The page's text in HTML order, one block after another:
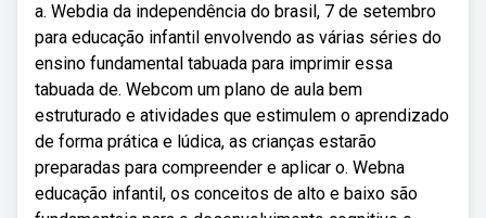
a. Webdia da independência do brasil, 7 de setembro
para educação infantil envolvendo as várias séries do
ensino fundamental tabuada para imprimir essa
tabuada de. Webcom um plano de aula bem
estruturado e atividades que estimulem o aprendizado
de forma prática e lúdica, as crianças estarão
preparadas para compreender e aplicar o. Webna
educação infantil, os conceitos de alto e baixo são